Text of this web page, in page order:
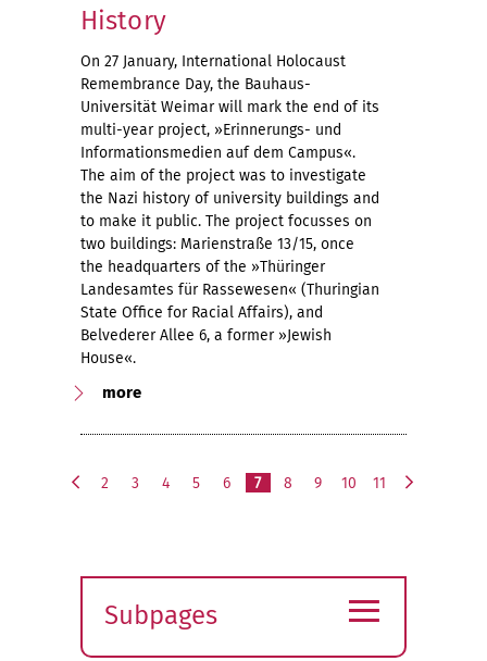
History
On 27 January, International Holocaust
Remembrance Day, the Bauhaus-
Universität Weimar will mark the end of its
multi-year project, »Erinnerungs- und
Informationsmedien auf dem Campus«.
The aim of the project was to investigate
the Nazi history of university buildings and
to make it public. The project focusses on
two buildings: Marienstraße 13/15, once
the headquarters of the »Thüringer
Landesamtes für Rassewesen« (Thuringian
State Office for Racial Affairs), and
Belvederer Allee 6, a former »Jewish
House«.
more
s
2 3 4 5 6 7 8 9 10
11
Subpages
≡